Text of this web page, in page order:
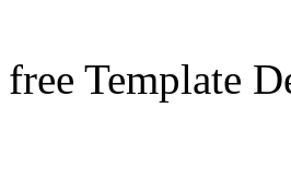
free Template